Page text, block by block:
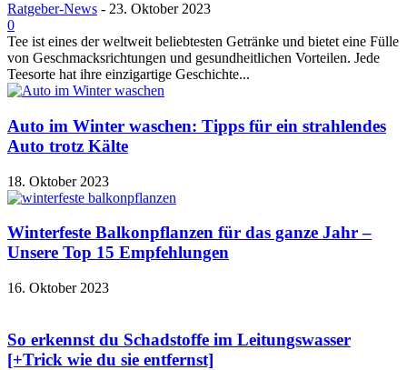
Ratgeber-News - 23. Oktober 2023
0
Tee ist eines der weltweit beliebtesten Getränke und bietet eine Fülle
von Geschmacksrichtungen und gesundheitlichen Vorteilen. Jede
Teesorte hat ihre einzigartige Geschichte...
Auto im Winter waschen: Tipps für ein strahlendes
Auto trotz Kälte
18. Oktober 2023
Winterfeste Balkonpflanzen für das ganze Jahr –
Unsere Top 15 Empfehlungen
16. Oktober 2023
So erkennst du Schadstoffe im Leitungswasser
[+Trick wie du sie entfernst]